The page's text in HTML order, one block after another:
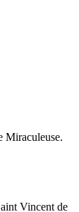
Miraculeuse.
Vincent de